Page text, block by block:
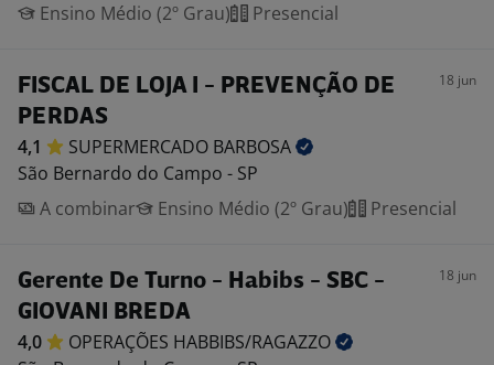
Ensino Médio (2º Grau)
Presencial
FISCAL DE LOJA I - PREVENÇÃO DE
PERDAS
18 jun
4,1 SUPERMERCADO BARBOSA
São Bernardo do Campo - SP
A combinar
Ensino Médio (2º Grau) Presencial
Gerente De Turno - Habibs - SBC -
GIOVANI BREDA
18 jun
4,0 OPERAÇÕES HABBIBS/RAGAZZO